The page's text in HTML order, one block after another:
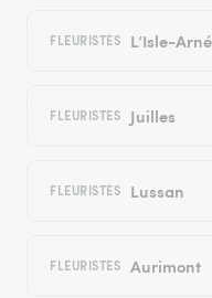
FLEURISTES L’Isle-Arné
FLEURISTES Juilles
FLEURISTES Lussan
FLEURISTES Aurimont